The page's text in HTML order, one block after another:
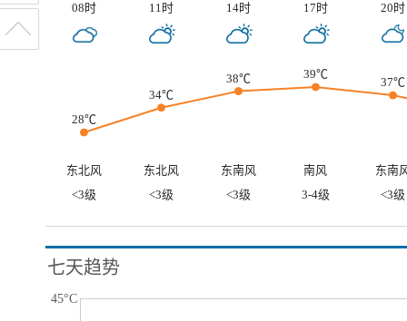
08时 11时 14时 17时 20时
28℃
34℃
38℃ 39℃
37℃
东北风 东北风 东南风 南风
东南
<3级
<3级 <3级 3-4级 <3级
七天趋势
45°C